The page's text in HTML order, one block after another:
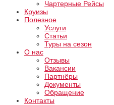
Чартерные Рейсы
Круизы
Полезное
Услуги
Статьи
Туры на сезон
О нас
Отзывы
Вакансии
Партнёры
Документы
Обращение
Контакты